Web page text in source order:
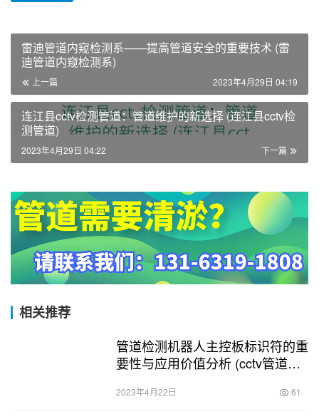
雷迪管道内窥检测系——提高管道安全的重要技术 (雷
迪管道内窥检测系)
上一篇 2023年4月29日 04:19
连江县cctv检测管道：管道维护的新选择 (连江县cctv检
测管道)
下一篇
2023年4月29日 04:22
相关推荐
管道检测机器人主控板标识符的重
要性与应用价值分析 (cctv管道检
2023年4月22日 61